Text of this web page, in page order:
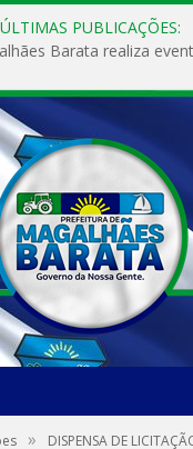
ÚLTIMAS PUBLICAÇÕES:
»
DISPENSA DE